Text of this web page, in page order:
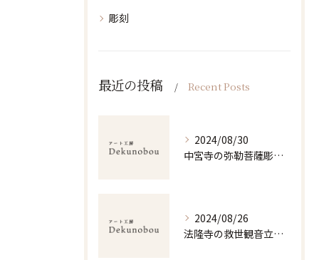
彫刻
最近の投稿 Recent Posts
2024/08/30
中宮寺の弥勒菩薩彫刻美の探求
2024/08/26
法隆寺の救世観音立体造形の魅力